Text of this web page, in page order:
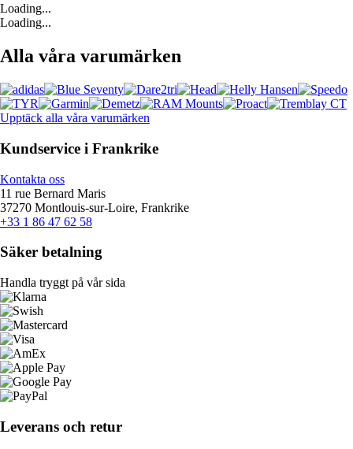
Loading...
Loading...
Alla våra varumärken
Upptäck alla våra varumärken
Kundservice i Frankrike
Kontakta oss
11 rue Bernard Maris
37270 Montlouis-sur-Loire, Frankrike
+33 1 86 47 62 58
Säker betalning
Handla tryggt på vår sida
Leverans och retur